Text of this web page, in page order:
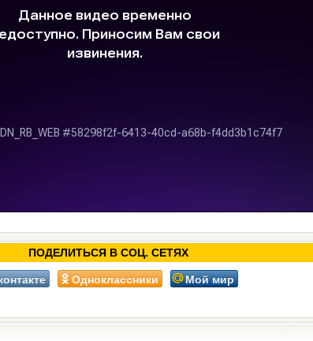
ПОДЕЛИТЬСЯ В СОЦ. СЕТЯХ
Одноклассники Мой мир